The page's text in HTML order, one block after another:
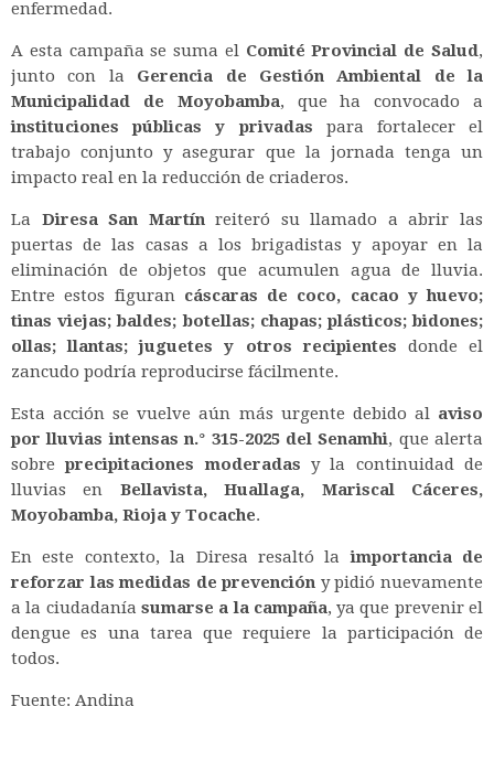
enfermedad.
A esta campaña se suma el Comité Provincial de Salud,
junto con la Gerencia de Gestión Ambiental de la
Municipalidad de Moyobamba, que ha convocado a
instituciones públicas y privadas para fortalecer el
trabajo conjunto y asegurar que la jornada tenga un
impacto real en la reducción de criaderos.
La Diresa San Martínreiteró su llamado a abrir las
puertas de las casas a los brigadistas y apoyar en la
eliminación de objetos que acumulen agua de lluvia.
Entre estos figuran cáscaras de coco, cacao y huevo;
tinas viejas; baldes; botellas; chapas; plásticos; bidones;
ollas; llantas; juguetes y otros recipientes donde el
zancudo podría reproducirse fácilmente.
Esta acción se vuelve aún más urgente debido al aviso
por lluvias intensas n.° 315-2025 del Senamhi, que alerta
sobreprecipitaciones moderadas y la continuidad de
lluvias en Bellavista, Huallaga, Mariscal Cáceres,
Moyobamba, Rioja y Tocache.
En este contexto, la Diresa resaltó laimportancia de
reforzar las medidas de prevención y pidió nuevamente
a la ciudadanía sumarse a la campaña, ya que prevenir el
dengue es una tarea que requiere la participación de
todos.
Fuente: Andina